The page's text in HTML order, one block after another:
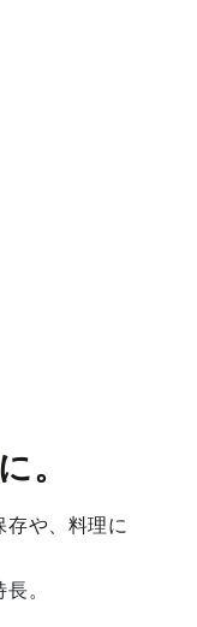
。
や、料理に
特長。